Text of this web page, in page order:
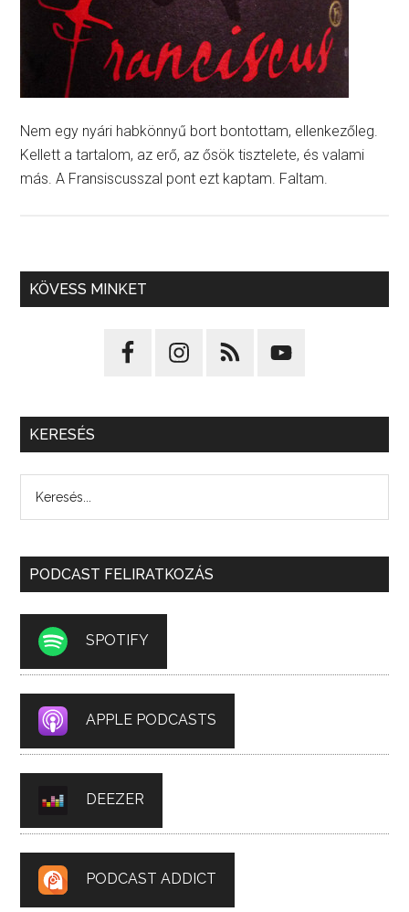
Nem egy nyári habkönnyű bort bontottam, ellenkezőleg.
Kellett a tartalom, az erő, az ősök tisztelete, és valami
más. A Fransiscusszal pont ezt kaptam. Faltam.
KÖVESS MINKET
KERESÉS
PODCAST FELIRATKOZÁS
SPOTIFY
APPLE PODCASTS
DEEZER
PODCAST ADDICT